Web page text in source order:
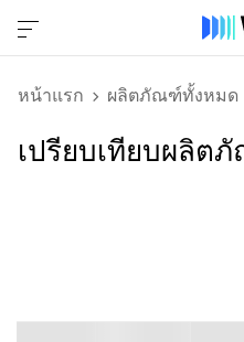
หน้าแรก ผลิตภัณฑ์ทั้งหมด
เปรียบเทียบผลิต